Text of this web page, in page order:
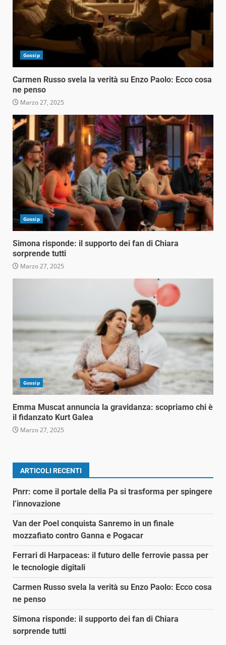
Gossip
Carmen Russo svela la verità su Enzo Paolo: Ecco cosa
ne penso
Marzo 27, 2025
Gossip
Simona risponde: il supporto dei fan di Chiara
sorprende tutti
Marzo 27, 2025
Gossip
Emma Muscat annuncia la gravidanza: scopriamo chi è
il fidanzato Kurt Galea
Marzo 27, 2025
ARTICOLI RECENTI
Pnrr: come il portale della Pa si trasforma per spingere
l’innovazione
Van der Poel conquista Sanremo in un finale
mozzafiato contro Ganna e Pogacar
Ferrari di Harpaceas: il futuro delle ferrovie passa per
le tecnologie digitali
Carmen Russo svela la verità su Enzo Paolo: Ecco cosa
ne penso
Simona risponde: il supporto dei fan di Chiara
sorprende tutti